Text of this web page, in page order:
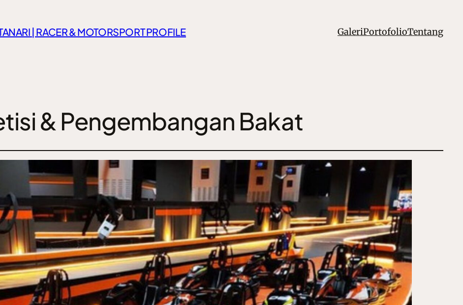
| RACER & MOTORSPORT PROFILE GaleriPortofolioTentang
& Pengembangan Bakat